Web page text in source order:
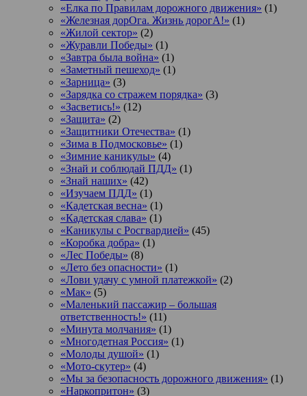
«Елка по Правилам дорожного движения» (1)
«Железная дорОга. Жизнь дорогА!» (1)
«Жилой сектор» (2)
«Журавли Победы» (1)
«Завтра была война» (1)
«Заметный пешеход» (1)
«Зарница» (3)
«Зарядка со стражем порядка» (3)
«Засветись!» (12)
«Защита» (2)
«Защитники Отечества» (1)
«Зима в Подмосковье» (1)
«Зимние каникулы» (4)
«Знай и соблюдай ПДД» (1)
«Знай наших» (42)
«Изучаем ПДД» (1)
«Кадетская весна» (1)
«Кадетская слава» (1)
«Каникулы с Росгвардией» (45)
«Коробка добра» (1)
«Лес Победы» (8)
«Лето без опасности» (1)
«Лови удачу с умной платежкой» (2)
«Мак» (5)
«Маленький пассажир – большая
ответственность!» (11)
«Минута молчания» (1)
«Многодетная Россия» (1)
«Молоды душой» (1)
«Мото-скутер» (4)
«Мы за безопасность дорожного движения» (1)
«Наркопритон» (3)